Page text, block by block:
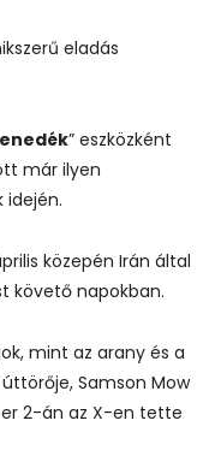
eladás
” eszközként
már ilyen
idején.
közepén Irán által
követő napokban.
mint az arany és a
Samson Mow
2-án az X-en tette